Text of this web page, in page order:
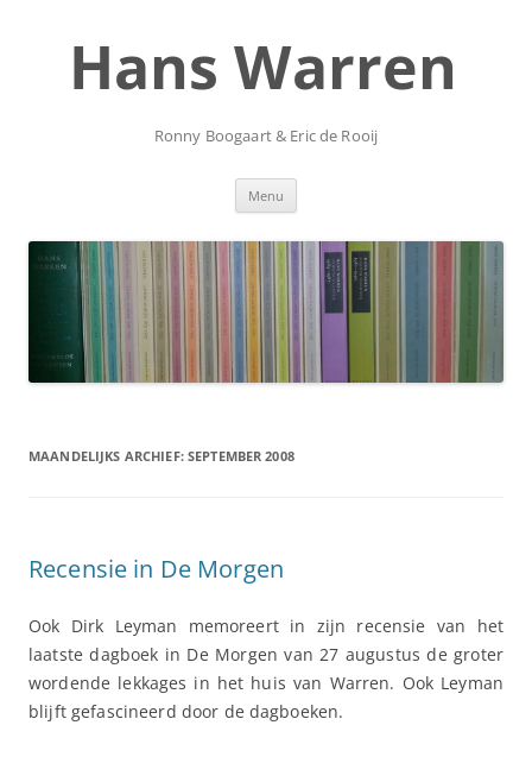
inhoudHans Warren
Ronny Boogaart & Eric de Rooij
Menu
MAANDELIJKS ARCHIEF: SEPTEMBER 2008
Recensie in De Morgen
Ook Dirk Leyman memoreert in zijn recensie van het
laatste dagboek in De Morgen van 27 augustus de groter
wordende lekkages in het huis van Warren. Ook Leyman
blijft gefascineerd door de dagboeken.